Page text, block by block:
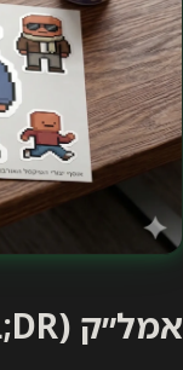
אמל״ק (TL;DR)